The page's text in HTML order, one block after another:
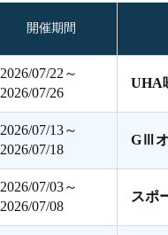
開催期間
2026/07/22～
2026/07/26
UHA
2026/07/13～
2026/07/18
GⅢオ
2026/07/03～
2026/07/08
スポ